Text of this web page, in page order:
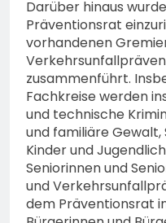
Darüber hinaus
Präventionsrat
vorhandenen
zusammenführt.
Fachkreise werden
und technische
und familiäre Gewalt,
Kinder und
Seniorinnen und
und
dem Präventionsrat